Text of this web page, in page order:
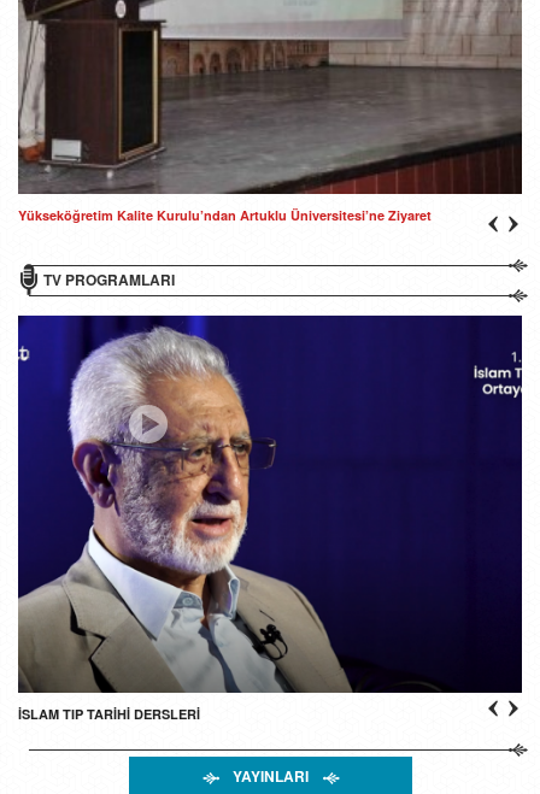
Yükseköğretim Kalite Kurulu’ndan Artuklu Üniversitesi’ne Ziyaret
TV PROGRAMLARI
İSLAM TIP TARİHİ DERSLERİ
YAYINLARI